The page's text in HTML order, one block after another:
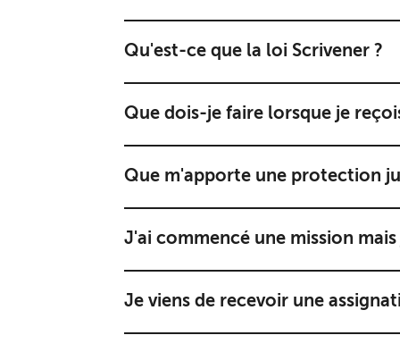
Qu'est-ce que la loi Scrivener ?
Que dois-je faire lorsque je
Que m'apporte une protection
J'ai commencé une mission
Je viens de recevoir une